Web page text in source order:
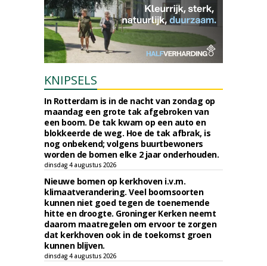
KNIPSELS
In Rotterdam is in de nacht van zondag op
maandag een grote tak afgebroken van
een boom. De tak kwam op een auto en
blokkeerde de weg. Hoe de tak afbrak, is
nog onbekend; volgens buurtbewoners
worden de bomen elke 2 jaar onderhouden.
dinsdag 4 augustus 2026
Nieuwe bomen op kerkhoven i.v.m.
klimaatverandering. Veel boomsoorten
kunnen niet goed tegen de toenemende
hitte en droogte. Groninger Kerken neemt
daarom maatregelen om ervoor te zorgen
dat kerkhoven ook in de toekomst groen
kunnen blijven.
dinsdag 4 augustus 2026